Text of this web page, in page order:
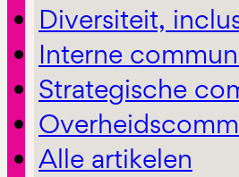
Diversiteit,
Interne
Strategische
Alle artikelen